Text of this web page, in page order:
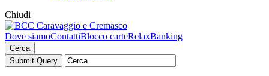
Chiudi
Dove siamoContattiBlocco carteRelaxBanking
Cerca